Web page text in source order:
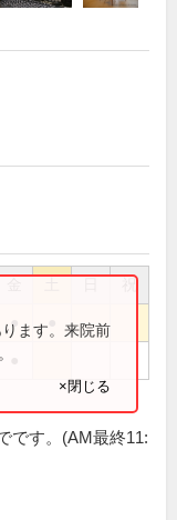
祝
●ます。来院前
×閉じる
です。(AM最終11: